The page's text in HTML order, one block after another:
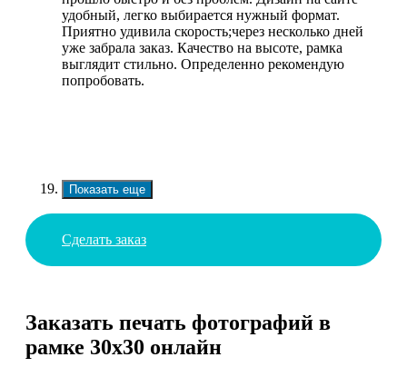
удобный, легко выбирается нужный формат.
Приятно удивила скорость;через несколько дней
уже забрала заказ. Качество на высоте, рамка
выглядит стильно. Определенно рекомендую
попробовать.
Показать еще
Сделать заказ
Заказать печать фотографий в
рамке 30х30 онлайн